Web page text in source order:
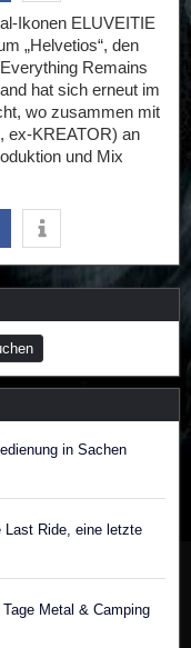
Ikonen ELUVEITIE
„Helvetios“, den
Remains
hat sich erneut im
wo zusammen mit
ex-KREATOR) an
und Mix
in Sachen
Last Ride, eine letzte
Metal & Camping